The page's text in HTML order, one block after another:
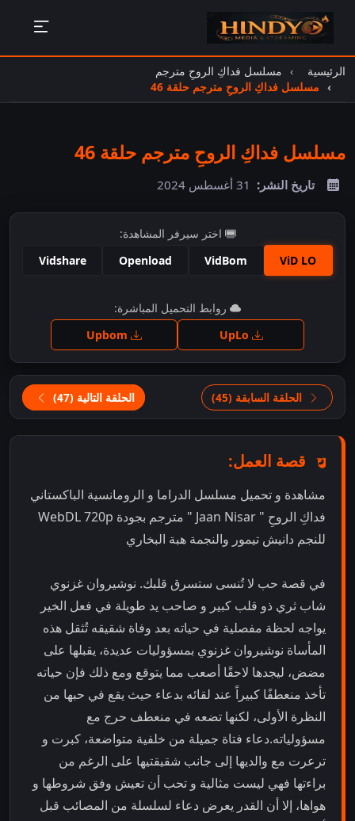
الرئيسية
مسلسل فداكِ الروحِ مترجم
مسلسل فداكِ الروحِ مترجم حلقة 46
مسلسل فداكِ الروحِ مترجم حلقة 46
تاريخ النشر: 31 أغسطس 2024
اختر سيرفر المشاهدة:
ViD LO
VidBom
Openload
Vidshare
اضغط للمشاهدة
روابط التحميل المباشرة:
الحلقة السابقة (45) الحلقة التالية (47)
قصة العمل:
مشاهدة و تحميل مسلسل الدراما و الرومانسية الباكستاني
فداكِ الروحِ " Jaan Nisar " مترجم بجودة WebDL 720p
للنجم دانيش تيمور والنجمة هبة البخاري
في قصة حب لا تُنسى ستسرق قلبك. نوشيروان غزنوي
شاب ثري ذو قلب كبير و صاحب يد طويلة في فعل الخير
يواجه لحظة مفصلية في حياته بعد وفاة شقيقه تُثقل هذه
المأساة نوشيروان غزنوي بمسؤوليات عديدة، يقبلها على
مضض، ليجدها لاحقًا أصعب مما يتوقع ومع ذلك فإن حياته
تأخذ منعطفًا كبيراً عند لقائه بدعاء حيث يقع في حبها من
النظرة الأولى، لكنها تضعه في منعطف حرج مع
مسؤولياته.دعاء فتاة جميلة من خلفية متواضعة، كبرت و
ترعرت مع والديها إلى جانب شقيقتيها على الرغم من
براءتها فهي ليست مثالية و تحب أن تعيش وفق شروطها و
هواها، إلا أن القدر يعرض دعاء لسلسلة من المصائب قبل